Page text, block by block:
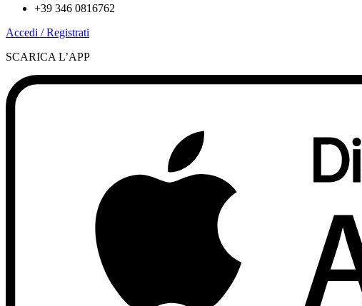
+39 346 0816762
Accedi / Registrati
SCARICA L’APP